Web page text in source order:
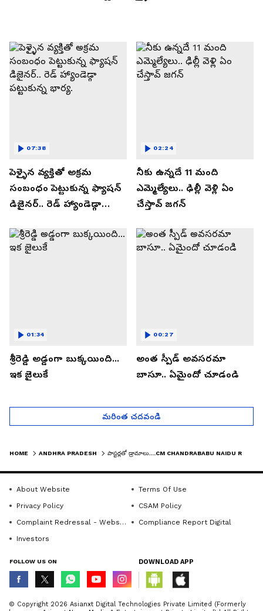
పెళ్ళైన వ్యక్తితో అక్రమ
సంబంధం పెట్టుకున్న ఫ్యాషన్
డిజైనర్.. రెడ్ హ్యాండెడ్గా
07:38
నీకు ఉన్నదే 11 మంది
ఎమ్మెల్యేలు.. ఢిల్లీ వెళ్లి ఏం
చేస్తావ్ జగన్
02:24
శ్రీరెడ్డి అడ్డంగా బుక్కయింది...
ఇక జైలుకే
01:34
అంత స్పీడ్ అవసరమా
బాసూ.. ఏమైందో చూడండి
00:27
మరింత చదవండి
HOME ANDHRA PRADESH
About Website
Terms Of Use
Privacy Policy
CSAM Policy
Complaint Redressal - Website
Compliance Report Digital
Investors
FOLLOW US ON DOWNLOAD APP
© Copyright 2026 Asianxt Digital Technologies Private Limited (Formerly